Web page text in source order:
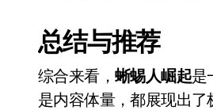
总结与推荐
综合来看， 蜥蜴人崛起是
是内容体量，都展现出